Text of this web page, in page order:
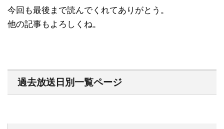
今回も最後まで読んでくれてありがとう。
他の記事もよろしくね。
過去放送日別一覧ページ